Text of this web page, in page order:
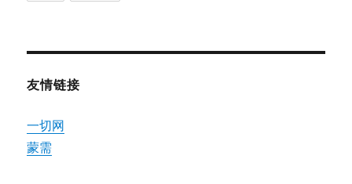
友情链接
一切网
蒙需